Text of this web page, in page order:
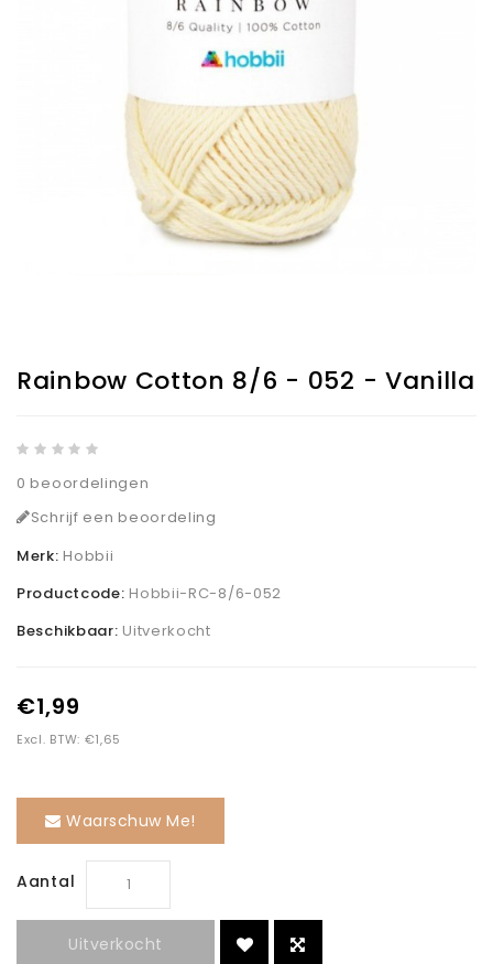
Rainbow Cotton 8/6 - 052 - Vanilla
0 beoordelingen
Schrijf een beoordeling
Merk:Hobbii
Productcode: Hobbii-RC-8/6-052
Beschikbaar: Uitverkocht
€1,99
Excl. BTW: €1,65
Waarschuw Me!
Aantal
Uitverkocht